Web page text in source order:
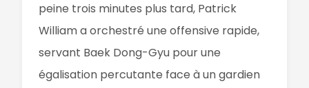
peine trois minutes plus tard, Patrick
William a orchestré une offensive rapide,
servant Baek Dong-Gyu pour une
égalisation percutante face à un gardien